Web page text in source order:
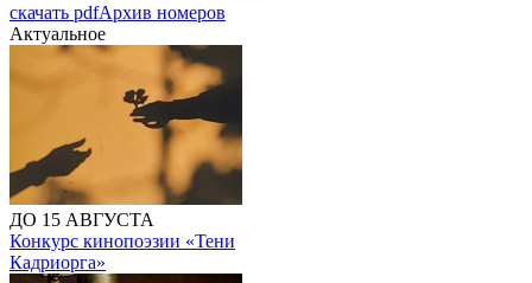
скачать pdfАрхив номеров
Актуальное
ДО 15 АВГУСТА
Конкурс кинопоэзии «Тени
Кадриорга»